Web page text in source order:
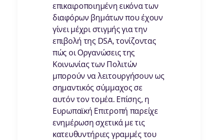
επικαιροποιημένη εικόνα των
διαφόρων βημάτων που έχουν
γίνει μέχρι στιγμής για την
επιβολή της DSA, τονίζοντας
πώς οι Οργανώσεις της
Κοινωνίας των Πολιτών
μπορούν να λειτουργήσουν ως
σημαντικός σύμμαχος σε
αυτόν τον τομέα. Επίσης, η
Ευρωπαϊκή Επιτροπή παρείχε
ενημέρωση σχετικά με τις
κατευθυντήριες γραμμές του